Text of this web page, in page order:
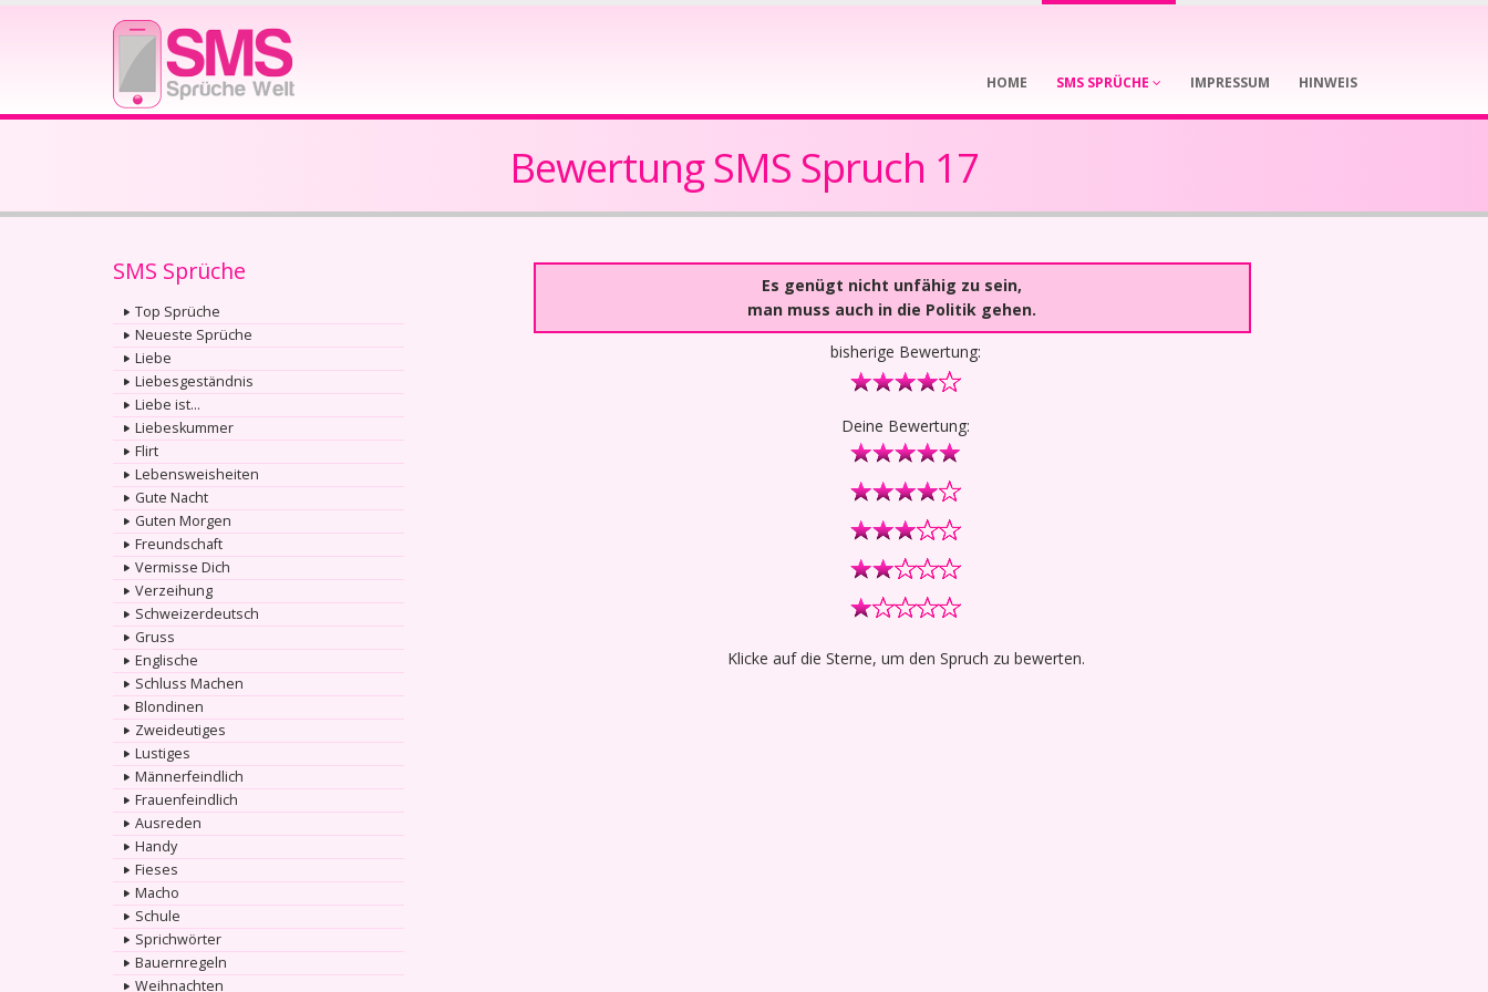
HOME SMS SPRÜCHE IMPRESSUM HINWEIS
Bewertung SMS Spruch 17
SMS Sprüche
Top Sprüche
Neueste Sprüche
Liebe
Liebesgeständnis
Liebe ist...
Liebeskummer
Flirt
Lebensweisheiten
Gute Nacht
Guten Morgen
Freundschaft
Vermisse Dich
Verzeihung
Schweizerdeutsch
Gruss
Englische
Schluss Machen
Blondinen
Zweideutiges
Lustiges
Männerfeindlich
Frauenfeindlich
Ausreden
Handy
Fieses
Macho
Schule
Sprichwörter
Bauernregeln
Weihnachten
Es genügt nicht unfähig zu sein,
man muss auch in die Politik gehen.
bisherige Bewertung:
Deine Bewertung:
Klicke auf die Sterne, um den Spruch zu bewerten.